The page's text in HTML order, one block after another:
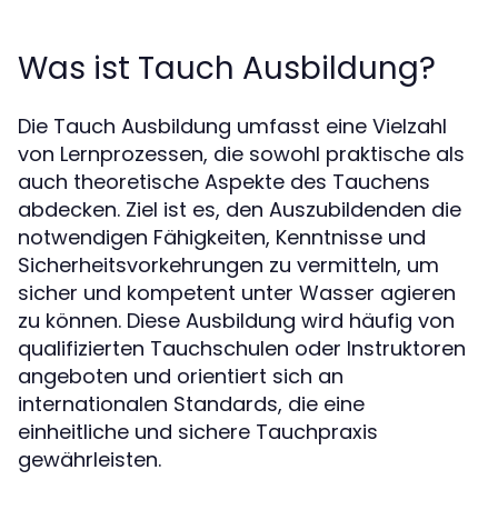
Was ist Tauch Ausbildung?
Die Tauch Ausbildung umfasst eine Vielzahl
von Lernprozessen, die sowohl praktische als
auch theoretische Aspekte des Tauchens
abdecken. Ziel ist es, den Auszubildenden die
notwendigen Fähigkeiten, Kenntnisse und
Sicherheitsvorkehrungen zu vermitteln, um
sicher und kompetent unter Wasser agieren
zu können. Diese Ausbildung wird häufig von
qualifizierten Tauchschulen oder Instruktoren
angeboten und orientiert sich an
internationalen Standards, die eine
einheitliche und sichere Tauchpraxis
gewährleisten.